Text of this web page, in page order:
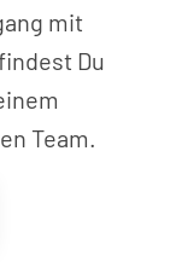
mit
Du
Team.